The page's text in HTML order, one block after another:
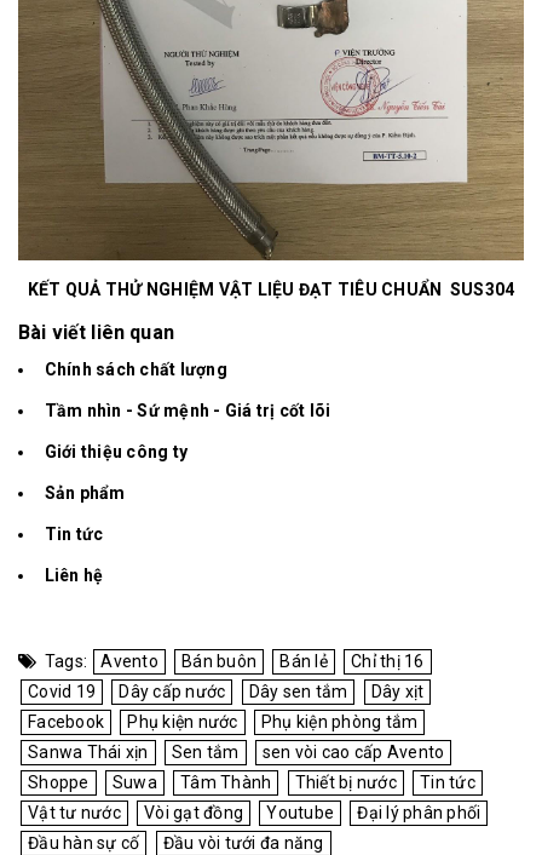
KẾT QUẢ THỬ NGHIỆM VẬT LIỆU ĐẠT TIÊU CHUẨN SUS304
Bài viết liên quan
Chính sách chất lượng
Tầm nhìn - Sứ mệnh - Giá trị cốt lõi
Giới thiệu công ty
Sản phẩm
Tin tức
Liên hệ
Tags: Avento Bán buôn Bán lẻ
Chỉ thị 16
Covid 19
Dây cấp nước Dây sen tắm
Dây xịt
Facebook
Phụ kiện nước
Phụ kiện phòng tắm
Sanwa Thái xịn
Sen tắm
sen vòi cao cấp Avento
Shoppe
Suwa Tâm Thành Thiết bị nước
Tin tức
Vật tư nước
Vòi gạt đồng Youtube
Đại lý phân phối
Đầu hàn sự cố
Đầu vòi tưới đa năng